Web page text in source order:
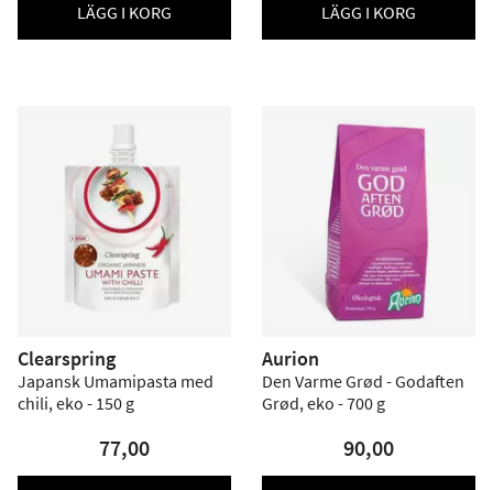
LÄGG I KORG LÄGG I KORG
Clearspring
Japansk Umamipasta med
chili, eko - 150 g
77,00
Aurion
Den Varme Grød - Godaften
Grød, eko - 700 g
90,00